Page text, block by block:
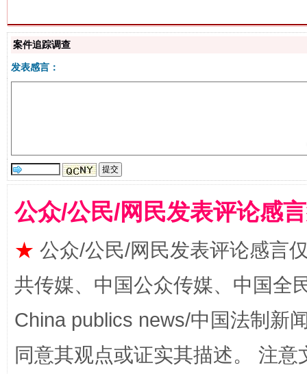
“刷贴”乱象丛生
揭批美国五大"原罪" "炒
案件追踪调查
发表感言：
公众/公民/网民发表评论感
★ 公众/公民/网民发表评论感言
共传媒、中国公众传媒、中国全
China publics news/中国法制新
同意其观点或证实其描述。 注